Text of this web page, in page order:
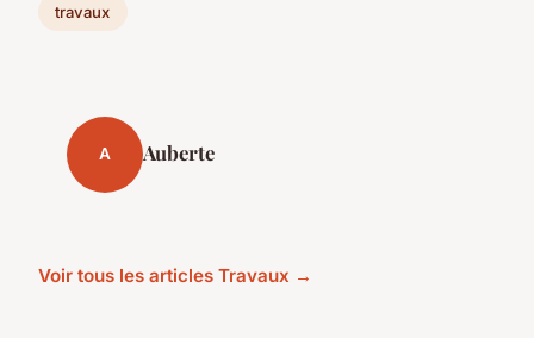
travaux
A Auberte
Voir tous les articles Travaux →